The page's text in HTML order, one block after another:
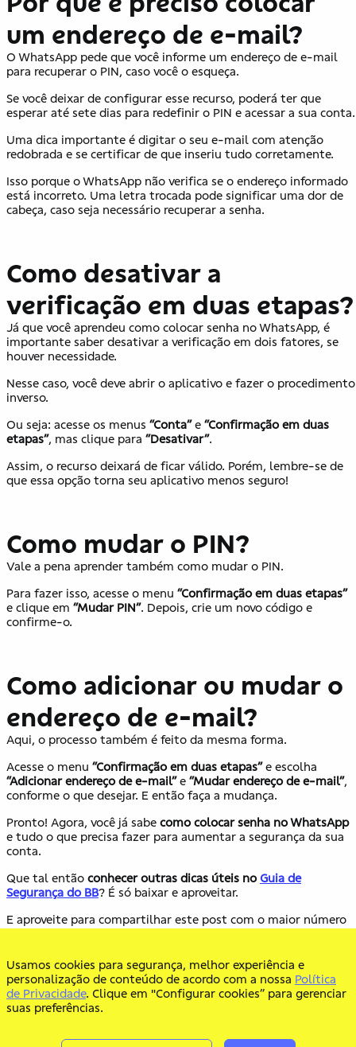
um endereço de e-mail?
O WhatsApp pede que você informe um endereço de e-mail
para recuperar o PIN, caso você o esqueça.
Se você deixar de configurar esse recurso, poderá ter que
esperar até sete dias para redefinir o PIN e acessar a sua conta.
Uma dica importante é digitar o seu e-mail com atenção
redobrada e se certificar de que inseriu tudo corretamente.
Isso porque o WhatsApp não verifica se o endereço informado
está incorreto. Uma letra trocada pode significar uma dor de
cabeça, caso seja necessário recuperar a senha.
Como desativar a
verificação em duas etapas?
Já que você aprendeu como colocar senha no WhatsApp, é
importante saber desativar a verificação em dois fatores, se
houver necessidade.
Nesse caso, você deve abrir o aplicativo e fazer o procedimento
inverso.
Ou seja: acesse os menus “Conta”e “Confirmação em duas
etapas”, mas clique para “Desativar”.
Assim, o recurso deixará de ficar válido. Porém, lembre-se de
que essa opção torna seu aplicativo menos seguro!
Como mudar o PIN?
Vale a pena aprender também como mudar o PIN.
Para fazer isso, acesse o menu “Confirmação em duas etapas”
e clique em “Mudar PIN”. Depois, crie um novo código e
confirme-o.
Como adicionar ou mudar o
endereço de e-mail?
Aqui, o processo também é feito da mesma forma.
Acesse o menu “Confirmação em duas etapas”e escolha
“Adicionar endereço de e-mail”e “Mudar endereço de e-mail”,
conforme o que desejar. E então faça a mudança.
Pronto! Agora, você já sabe como colocar senha no WhatsApp
e tudo o que precisa fazer para aumentar a segurança da sua
conta.
Que tal então conhecer outras dicas úteis no Guia de
Segurança do BB? É só baixar e aproveitar.
E aproveite para compartilhar este post com o maior número
A boa informação é sempre uma grande aliada na hora de se
proteger contra golpes.
Usamos cookies para segurança, melhor experiência e
personalização de conteúdo de acordo com a nossa Política
de Privacidade. Clique em "Configurar cookies” para gerenciar
suas preferências.